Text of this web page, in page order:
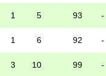
1 5 93 -
1 6 92 -
3 10 99 -